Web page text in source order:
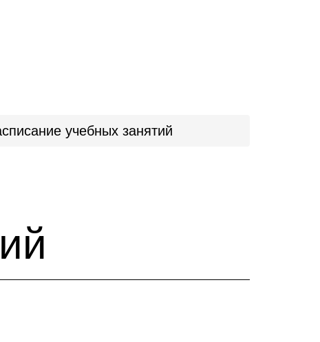
учебных занятий